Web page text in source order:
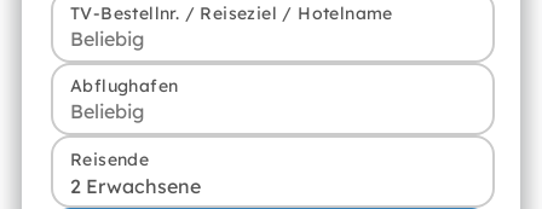
TV-Bestellnr. / Reiseziel / Hotelname
Abflughafen
Reisende
2 Erwachsene